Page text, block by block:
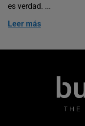
es verdad. ...
Leer más